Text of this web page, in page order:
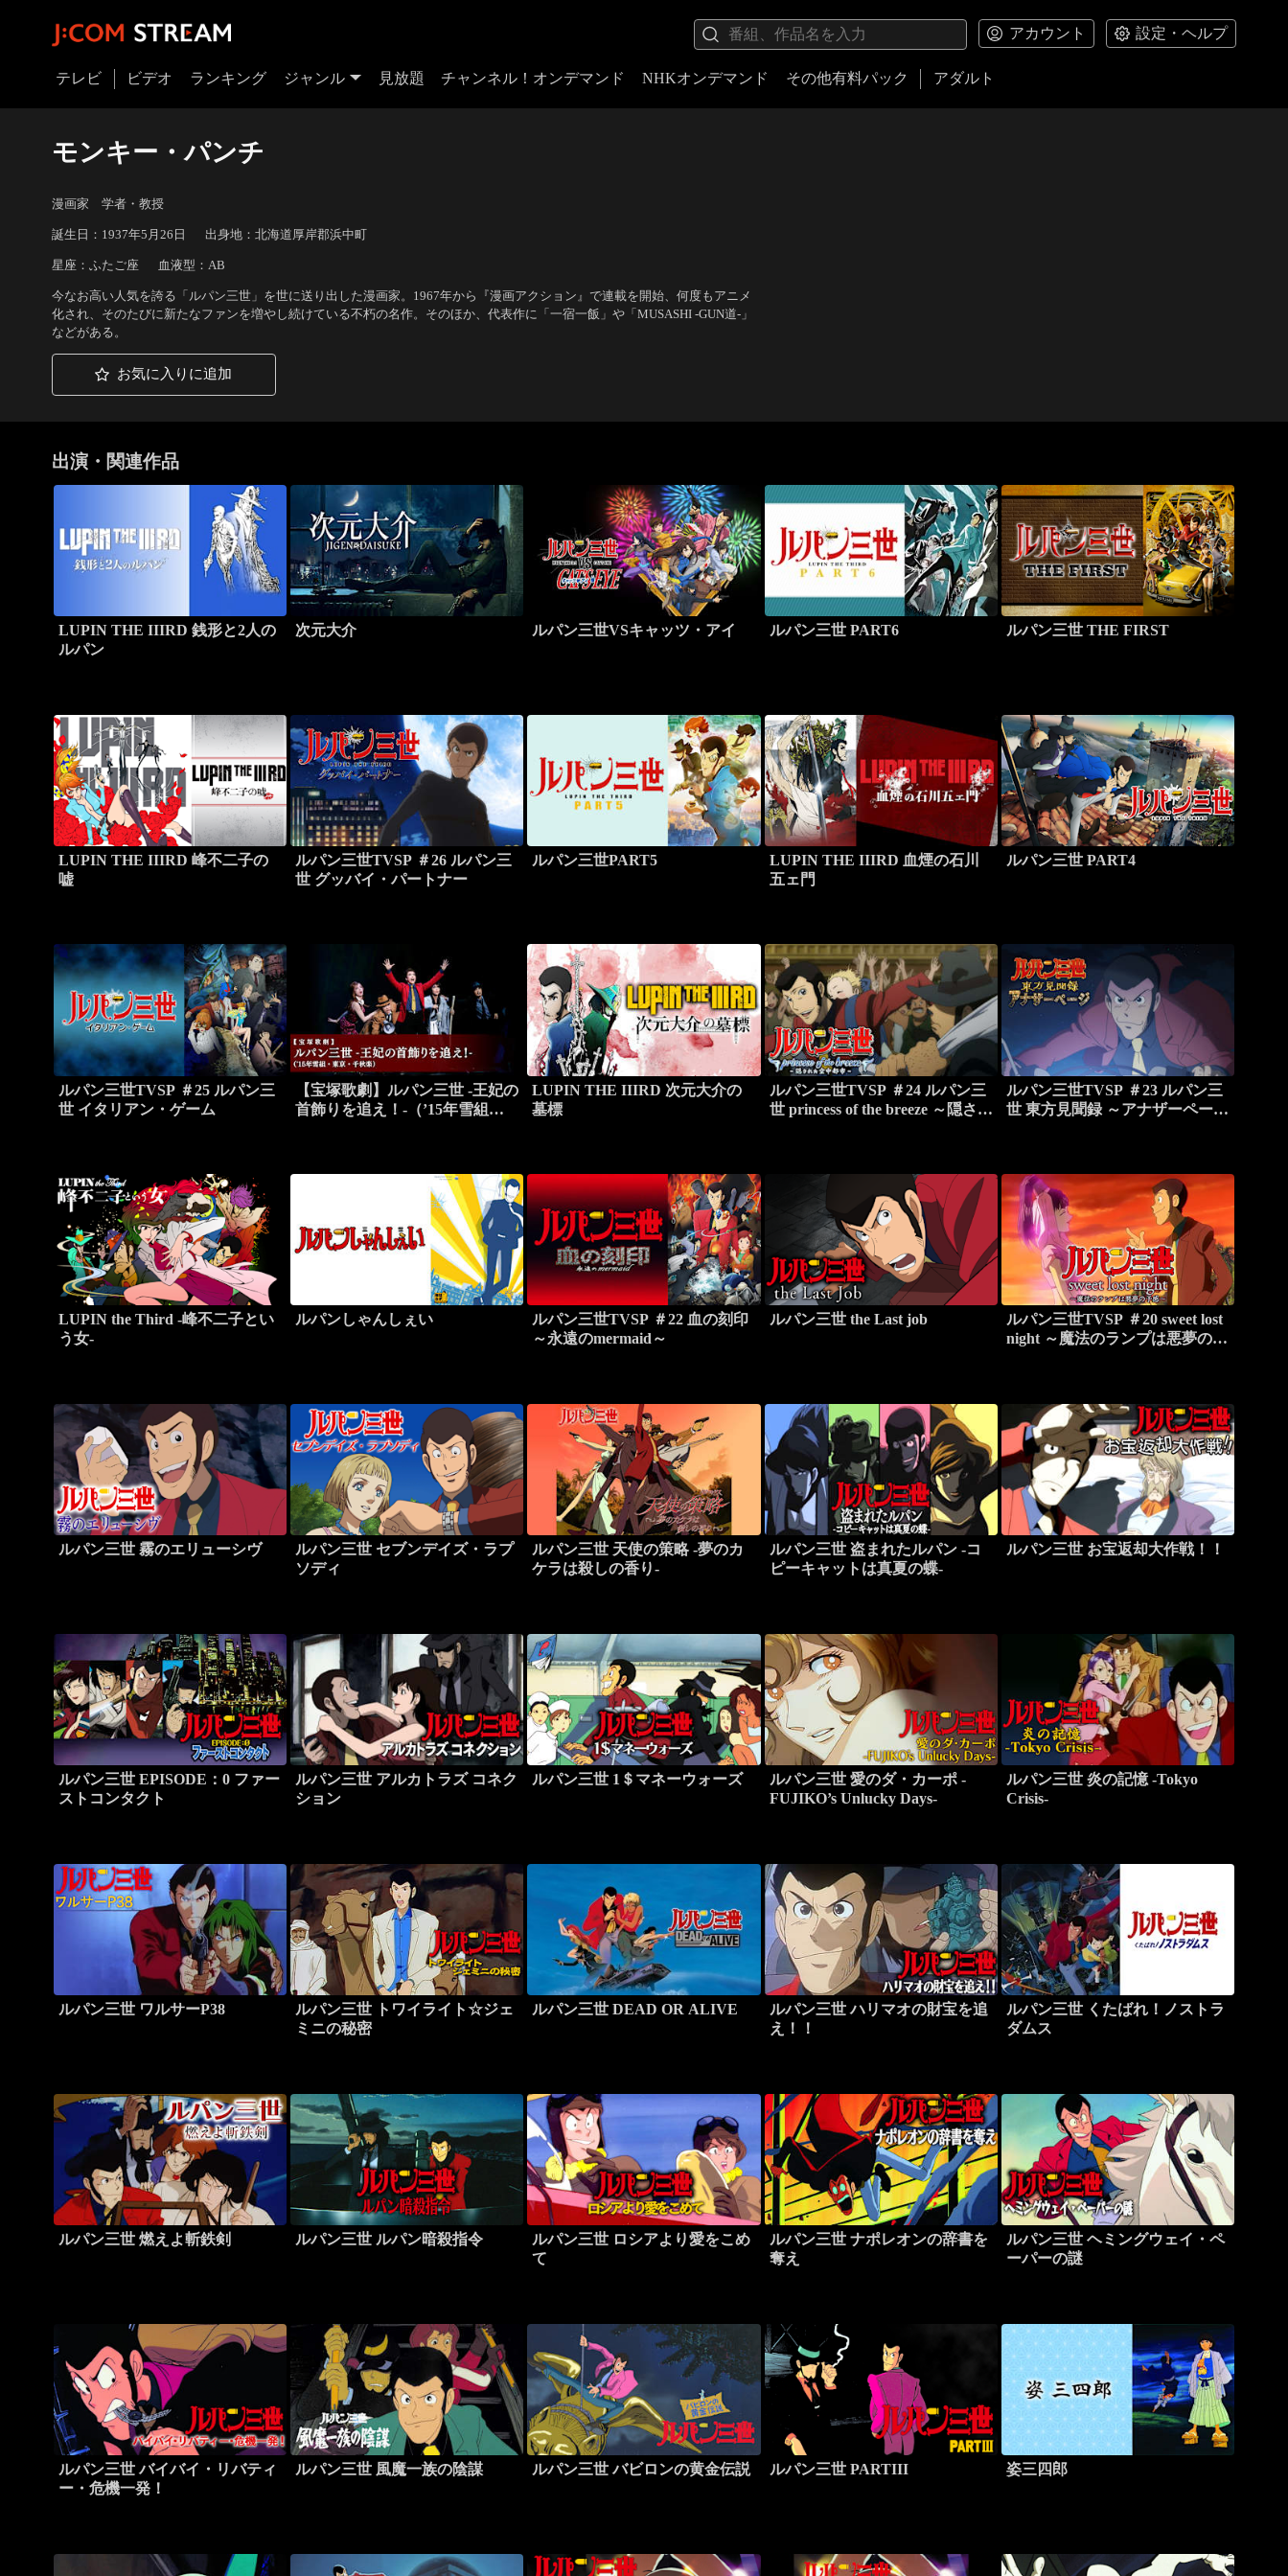
アカウント 設定・ヘルプ
テレビ ビデオ ランキング ジャンル 見放題 チャンネル！オンデマンド NHKオンデマンド その他有料パック アダルト
モンキー・パンチ
漫画家 学者・教授
誕生日：1937年5月26日 出身地：北海道厚岸郡浜中町
星座：ふたご座 血液型：AB
今なお高い人気を誇る「ルパン三世」を世に送り出した漫画家。1967年から『漫画アクション』で連載を開始、何度もアニメ
化され、そのたびに新たなファンを増やし続けている不朽の名作。そのほか、代表作に「一宿一飯」や「MUSASHI -GUN道-」
などがある。
お気に入りに追加
出演・関連作品
LUPIN THE IIIRD 銭形と2人の
ルパン
次元大介 ルパン三世VSキャッツ・アイ ルパン三世 PART6 ルパン三世 THE FIRST
LUPIN THE IIIRD 峰不二子の
嘘
ルパン三世TVSP ＃26 ルパン三
世 グッバイ・パートナー
ルパン三世PART5
LUPIN THE IIIRD 血煙の石川
五ェ門
ルパン三世 PART4
ルパン三世TVSP ＃25 ルパン三
世 イタリアン・ゲーム
【宝塚歌劇】ルパン三世 -王妃の
首飾りを追え！-（’15年雪組・
LUPIN THE IIIRD 次元大介の
墓標
ルパン三世TVSP ＃24 ルパン三
世 princess of the breeze ～隠され
ルパン三世TVSP ＃23 ルパン三
世 東方見聞録 ～アナザーページ
LUPIN the Third -峰不二子とい
う女-
ルパンしゃんしぇい
ルパン三世TVSP ＃22 血の刻印
～永遠のmermaid～
ルパン三世 the Last job
ルパン三世TVSP ＃20 sweet lost
night ～魔法のランプは悪夢の予
ルパン三世 霧のエリューシヴ
ルパン三世 セブンデイズ・ラプ
ソディ
ルパン三世 天使の策略 -夢のカ
ケラは殺しの香り-
ルパン三世 盗まれたルパン -コ
ピーキャットは真夏の蝶-
ルパン三世 お宝返却大作戦！！
ルパン三世 EPISODE：0 ファー
ストコンタクト
ルパン三世 アルカトラズ コネク
ション
ルパン三世 1＄マネーウォーズ
ルパン三世 愛のダ・カーポ -
FUJIKO’s Unlucky Days-
ルパン三世 炎の記憶 -Tokyo
Crisis-
ルパン三世 ワルサーP38
ルパン三世 トワイライト☆ジェ
ミニの秘密
ルパン三世 DEAD OR ALIVE
ルパン三世 ハリマオの財宝を追
え！！
ルパン三世 くたばれ！ノストラ
ダムス
ルパン三世 燃えよ斬鉄剣 ルパン三世 ルパン暗殺指令
ルパン三世 ロシアより愛をこめ
て
ルパン三世 ナポレオンの辞書を
奪え
ルパン三世 ヘミングウェイ・ペ
ーパーの謎
ルパン三世 バイバイ・リバティ
ー・危機一発！
ルパン三世 風魔一族の陰謀 ルパン三世 バビロンの黄金伝説 ルパン三世 PARTIII 姿三四郎